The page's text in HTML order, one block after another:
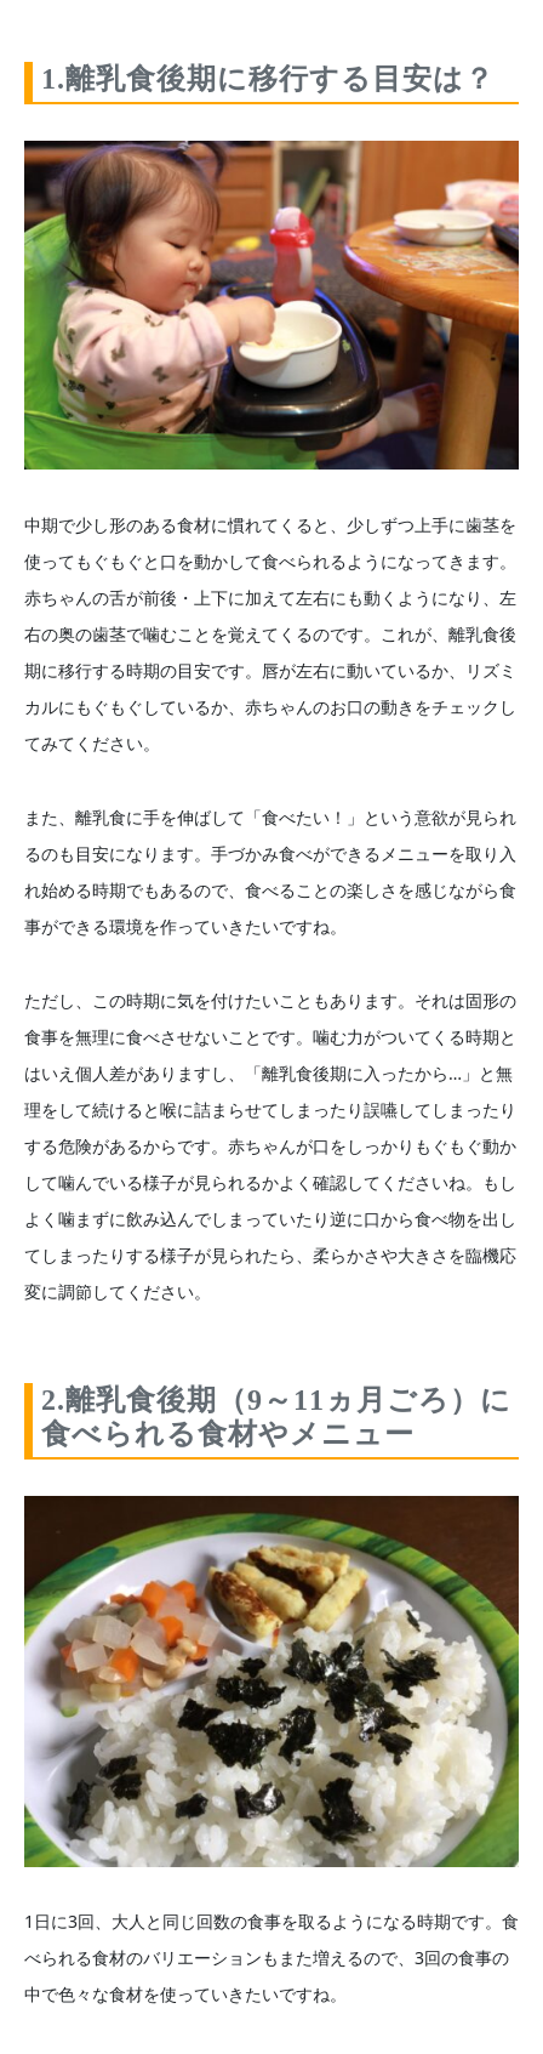
1.離乳食後期に移行する目安は？
中期で少し形のある食材に慣れてくると、少しずつ上手に歯茎を
使ってもぐもぐと口を動かして食べられるようになってきます。
赤ちゃんの舌が前後・上下に加えて左右にも動くようになり、左
右の奥の歯茎で噛むことを覚えてくるのです。これが、離乳食後
期に移行する時期の目安です。唇が左右に動いているか、リズミ
カルにもぐもぐしているか、赤ちゃんのお口の動きをチェックし
てみてください。
また、離乳食に手を伸ばして「食べたい！」という意欲が見られ
るのも目安になります。手づかみ食べができるメニューを取り入
れ始める時期でもあるので、食べることの楽しさを感じながら食
事ができる環境を作っていきたいですね。
ただし、この時期に気を付けたいこともあります。それは固形の
食事を無理に食べさせないことです。噛む力がついてくる時期と
はいえ個人差がありますし、「離乳食後期に入ったから…」と無
理をして続けると喉に詰まらせてしまったり誤嚥してしまったり
する危険があるからです。赤ちゃんが口をしっかりもぐもぐ動か
して噛んでいる様子が見られるかよく確認してくださいね。もし
よく噛まずに飲み込んでしまっていたり逆に口から食べ物を出し
てしまったりする様子が見られたら、柔らかさや大きさを臨機応
変に調節してください。
2.離乳食後期（9～11ヵ月ごろ）に
食べられる食材やメニュー
1日に3回、大人と同じ回数の食事を取るようになる時期です。食
べられる食材のバリエーションもまた増えるので、3回の食事の
中で色々な食材を使っていきたいですね。